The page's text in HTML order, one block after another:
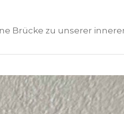
Brücke zu unserer